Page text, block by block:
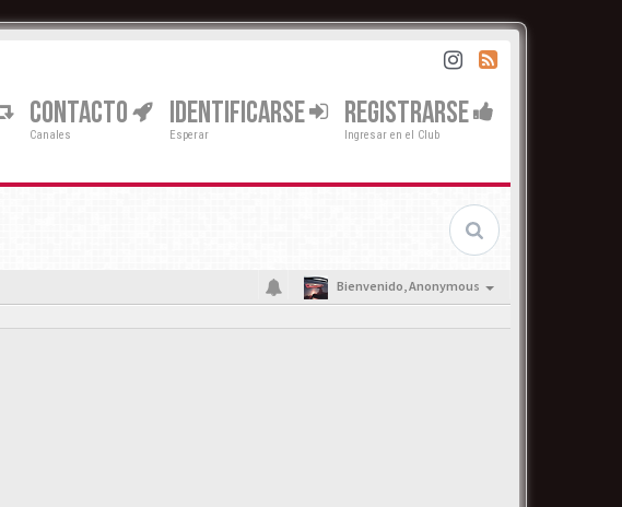
CONTACTO
Canales
IDENTIFICARSE
Esperar
REGISTRARSE
Ingresar en el Club
Bienvenido,Anonymous